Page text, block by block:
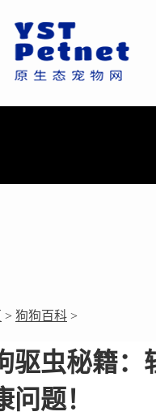
> 狗狗百科 >
驱虫秘籍：
问题！